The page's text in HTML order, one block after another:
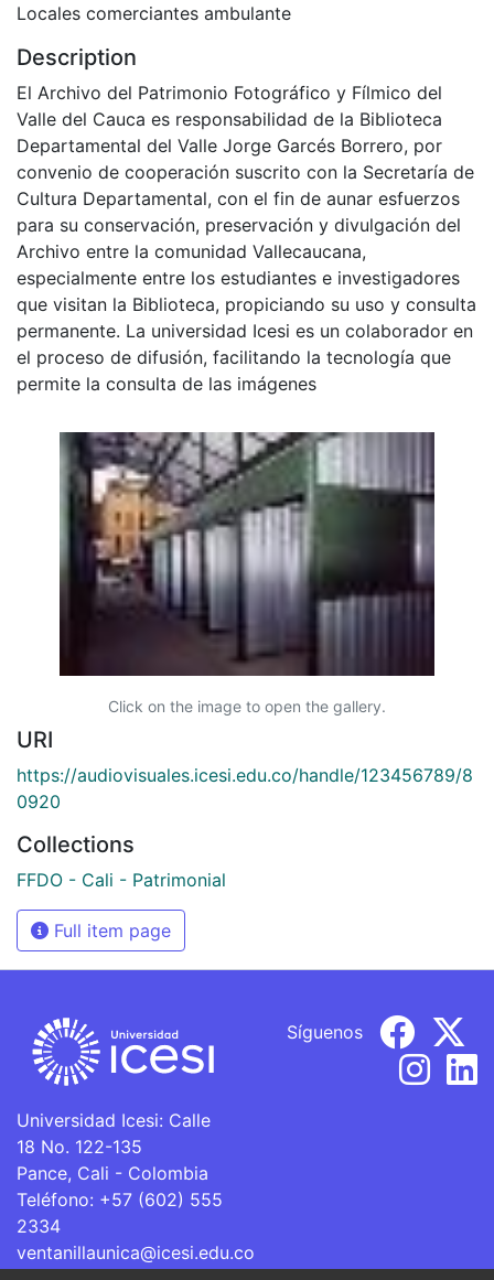
Locales comerciantes ambulante
Description
El Archivo del Patrimonio Fotográfico y Fílmico del
Valle del Cauca es responsabilidad de la Biblioteca
Departamental del Valle Jorge Garcés Borrero, por
convenio de cooperación suscrito con la Secretaría de
Cultura Departamental, con el fin de aunar esfuerzos
para su conservación, preservación y divulgación del
Archivo entre la comunidad Vallecaucana,
especialmente entre los estudiantes e investigadores
que visitan la Biblioteca, propiciando su uso y consulta
permanente. La universidad Icesi es un colaborador en
el proceso de difusión, facilitando la tecnología que
permite la consulta de las imágenes
Click on the image to open the gallery.
URI
https://audiovisuales.icesi.edu.co/handle/123456789/8
0920
Collections
FFDO - Cali - Patrimonial
Full item page
Universidad Icesi: Calle
18 No. 122-135
Pance, Cali - Colombia
Teléfono: +57 (602) 555
2334
ventanillaunica@icesi.edu.co
Síguenos